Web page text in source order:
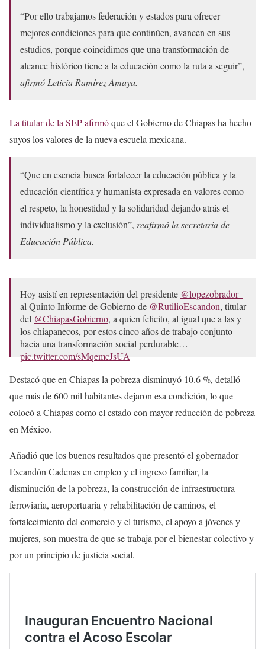
“Por ello trabajamos federación y estados para ofrecer
mejores condiciones para que continúen, avancen en sus
estudios, porque coincidimos que una transformación de
alcance histórico tiene a la educación como la ruta a seguir”,
afirmó Leticia Ramírez Amaya.
La titular de la SEP afirmóque el Gobierno de Chiapas ha hecho
suyos los valores de la nueva escuela mexicana.
“Que en esencia busca fortalecer la educación pública y la
educación científica y humanista expresada en valores como
el respeto, la honestidad y la solidaridad dejando atrás el
individualismo y la exclusión”, reafirmó la secretaria de
Educación Pública.
Hoy asistí en representación del presidente @lopezobrador_
al Quinto Informe de Gobierno de @RutilioEscandon, titular
del @ChiapasGobierno, a quien felicito, al igual que a las y
los chiapanecos, por estos cinco años de trabajo conjunto
hacia una transformación social perdurable…
pic.twitter.com/sMqemcJsUA
— Leticia Ramírez Amaya (@Letamaya)December 8, 2023
Destacó que en Chiapas la pobreza disminuyó 10.6 %, detalló
que más de 600 mil habitantes dejaron esa condición, lo que
colocó a Chiapas como el estado con mayor reducción de pobreza
en México.
Añadió que los buenos resultados que presentó el gobernador
Escandón Cadenas en empleo y el ingreso familiar, la
disminución de la pobreza, la construcción de infraestructura
ferroviaria, aeroportuaria y rehabilitación de caminos, el
fortalecimiento del comercio y el turismo, el apoyo a jóvenes y
mujeres, son muestra de que se trabaja por el bienestar colectivo y
por un principio de justicia social.